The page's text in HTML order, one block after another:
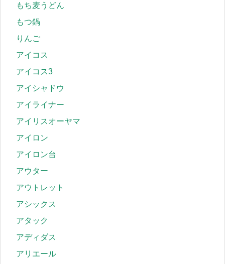
もち麦うどん
もつ鍋
りんご
アイコス
アイコス3
アイシャドウ
アイライナー
アイリスオーヤマ
アイロン
アイロン台
アウター
アウトレット
アシックス
アタック
アディダス
アリエール